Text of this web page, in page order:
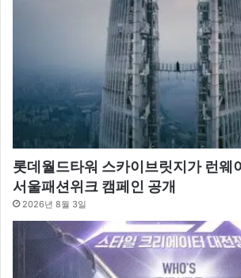
롯데월드타워 스카이브릿지가 런
서울패션위크 캠페인 공개
2026년 8월 3일